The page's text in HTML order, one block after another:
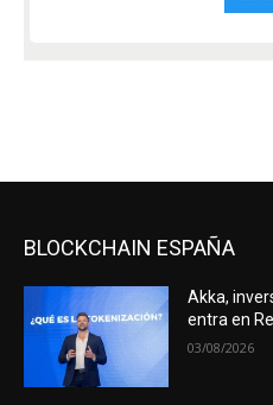
BLOCKCHAIN ESPAÑA
Akka,
entra en
03/08/2026